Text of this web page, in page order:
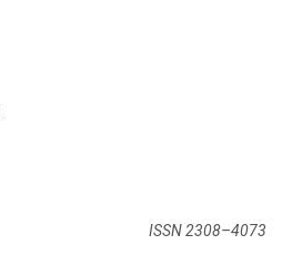
ISSN 2308–4073